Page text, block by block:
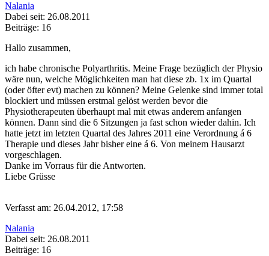
Nalania
Dabei seit: 26.08.2011
Beiträge: 16
Hallo zusammen,
ich habe chronische Polyarthritis. Meine Frage bezüglich der Physio
wäre nun, welche Möglichkeiten man hat diese zb. 1x im Quartal
(oder öfter evt) machen zu können? Meine Gelenke sind immer total
blockiert und müssen erstmal gelöst werden bevor die
Physiotherapeuten überhaupt mal mit etwas anderem anfangen
können. Dann sind die 6 Sitzungen ja fast schon wieder dahin. Ich
hatte jetzt im letzten Quartal des Jahres 2011 eine Verordnung á 6
Therapie und dieses Jahr bisher eine á 6. Von meinem Hausarzt
vorgeschlagen.
Danke im Vorraus für die Antworten.
Liebe Grüsse
Verfasst am: 26.04.2012, 17:58
Nalania
Dabei seit: 26.08.2011
Beiträge: 16